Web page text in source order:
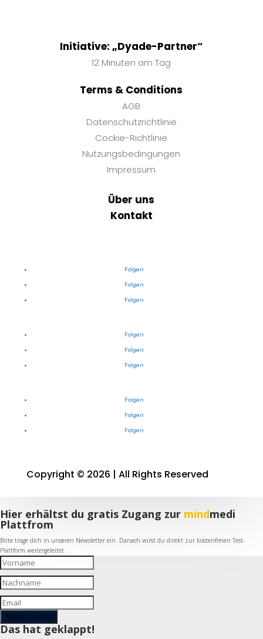
Initiative: „Dyade-Partner“
12 Minuten am Tag
Terms & Conditions
AGB
Datenschutzrichtlinie
Cockie-Richtlinie
Nutzungsbedingungen
Impressum
Über uns
Kontakt
Folgen
Folgen
Folgen
Folgen
Folgen
Folgen
Folgen
Folgen
Folgen
Copyright © 2026 | All Rights Reserved
Hier erhältst du gratis Zugang zur mindmedi
Plattfrom
Bitte trage dich in unseren Newsletter ein. Danach wirst du direkt zur kostenfreien Test-
Plattform weitergeleitet.
ANMELDUNG!
Das hat geklappt!